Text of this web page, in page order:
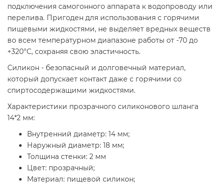
подключения самогонного аппарата к водопроводу или
перелива. Пригоден для использования с горячими
пищевыми жидкостями, не выделяет вредных веществ
во всем температурном диапазоне работы от -70 до
+320°С, сохраняя свою эластичность.
Силикон - безопасный и долговечный материал,
который допускает контакт даже с горячими со
спиртосодержащими жидкостями.
Характеристики прозрачного силиконового шланга
14*2 мм:
Внутренний диаметр: 14 мм;
Наружный диаметр: 18 мм;
Толщина стенки: 2 мм
Цвет: прозрачный;
Материал: пищевой силикон;